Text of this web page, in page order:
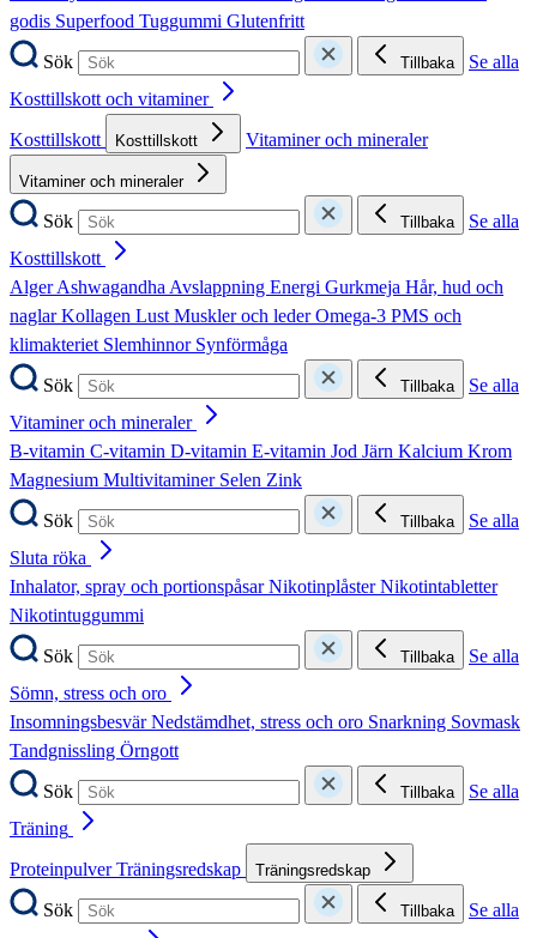
godis Superfood Tuggummi Glutenfritt
Sök
Tillbaka
Se alla
Kosttillskott och vitaminer
Kosttillskott
Kosttillskott Vitaminer och mineraler
Vitaminer och mineraler
Sök Tillbaka
Se alla
Kosttillskott
AlgerAshwagandhaAvslappning Energi Gurkmeja Hår, hud och
naglarKollagen LustMuskler och lederOmega-3 PMS och
klimakteriet Slemhinnor Synförmåga
Sök
Tillbaka
Se alla
Vitaminer och mineraler
B-vitamin C-vitamin D-vitamin E-vitamin Jod Järn Kalcium Krom
Magnesium Multivitaminer Selen Zink
Sök
Tillbaka
Se alla
Sluta röka
Inhalator, spray och portionspåsarNikotinplåsterNikotintabletter
Nikotintuggummi
Sök
Tillbaka
Se alla
Sömn, stress och oro
InsomningsbesvärNedstämdhet, stress och oro Snarkning Sovmask
Tandgnissling Örngott
Sök
Tillbaka
Se alla
Träning
ProteinpulverTräningsredskap Träningsredskap
Sök Tillbaka
Se alla